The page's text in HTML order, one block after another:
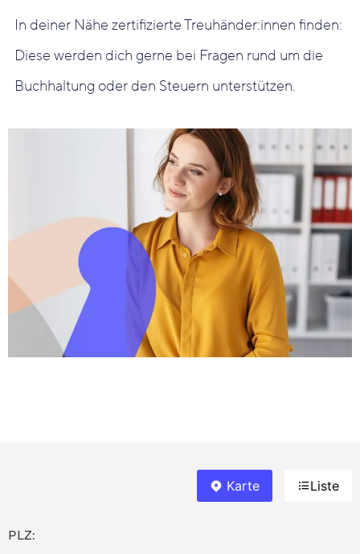
In deiner Nähe zertifizierte Treuhänder:innen finden:
Diese werden dich gerne bei Fragen rund um die
Buchhaltung oder den Steuern unterstützen.
Karte Liste
PLZ: